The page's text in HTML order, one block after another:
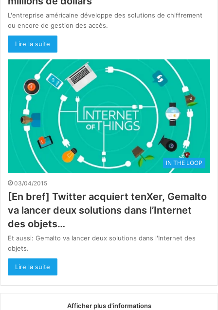
L'entreprise américaine développe des solutions de chiffrement
ou encore de gestion des accès.
Lire la suite
IN THE LOOP
03/04/2015
[En bref] Twitter acquiert tenXer, Gemalto
va lancer deux solutions dans l’Internet
des objets…
Et aussi: Gemalto va lancer deux solutions dans l'Internet des
objets.
Lire la suite
Afficher plus d'informations